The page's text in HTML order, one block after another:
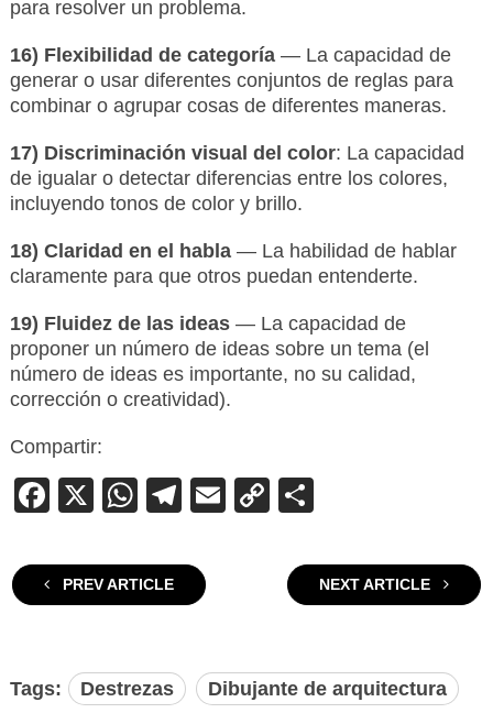
para resolver un problema.
16) Flexibilidad de categoría— La capacidad de
generar o usar diferentes conjuntos de reglas para
combinar o agrupar cosas de diferentes maneras.
17) Discriminación visual del color: La capacidad
de igualar o detectar diferencias entre los colores,
incluyendo tonos de color y brillo.
18) Claridad en el habla— La habilidad de hablar
claramente para que otros puedan entenderte.
19) Fluidez de las ideas— La capacidad de
proponer un número de ideas sobre un tema (el
número de ideas es importante, no su calidad,
corrección o creatividad).
Compartir:
Facebook
X WhatsApp
Telegram
EmailCopy
PREV ARTICLE NEXT ARTICLE
Tags: Destrezas
Dibujante de arquitectura